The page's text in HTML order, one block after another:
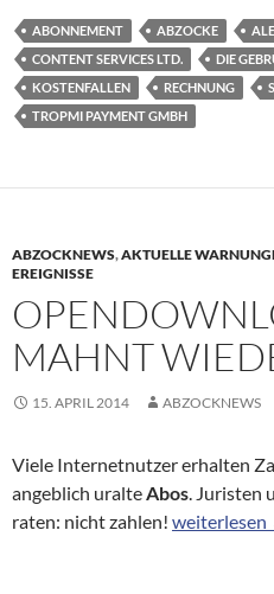
ABONNEMENT ABZOCKE
CONTENT SERVICES LTD.
DIE
KOSTENFALLEN
RECHNUNG
TROPMI PAYMENT GMBH
ABZOCKNEWS,AKTUELLE
EREIGNISSE
MAHNT
15. APRIL 2014 ABZOCKNEWS
Viele Internetnutzer erhalten
angeblich uralteAbos. Juristen
raten: nicht zahlen! weiterlesen